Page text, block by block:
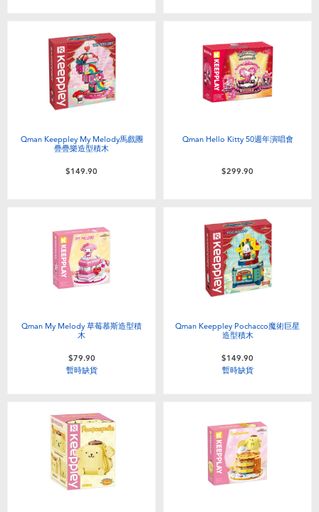
人氣角色
生活精品
Qman Keeppley My Melody馬戲團
疊疊樂造型積木
$149.90
Qman Hello Kitty 50週年演唱會
$299.90
Qman My Melody 草莓慕斯造型積
木
$79.90
暫時缺貨
Qman Keeppley Pochacco魔術巨星
造型積木
$149.90
暫時缺貨